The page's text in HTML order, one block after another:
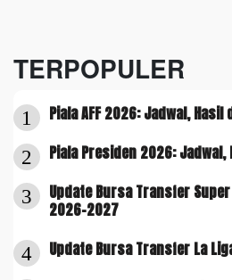
TERPOPULER
1 Piala AFF 2026: Jadwal,
2 Piala Presiden 2026: Jadwal,
3
Update Bursa Transfer
2026-2027
4 Update Bursa Transfer La
SKOR
Video